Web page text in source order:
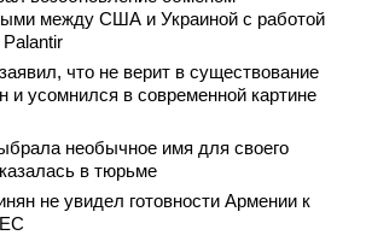
человечеству свой крутой
снова?
человечеству свой крутой нрав – когда
снова? (фото: АР-ТАСС)